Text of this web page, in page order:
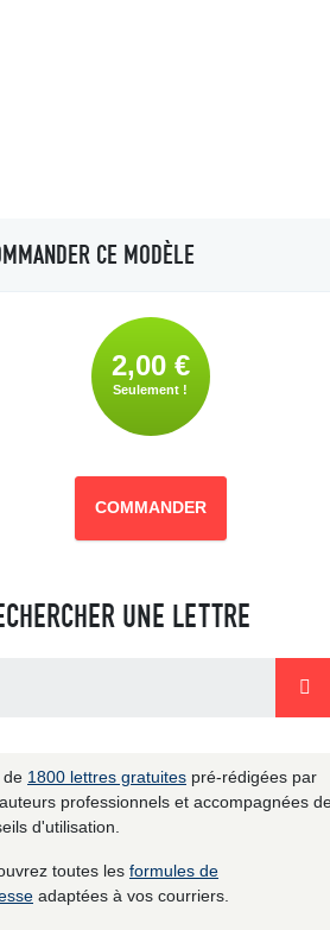
CE MODÈLE
2,00 €
Seulement !
COMMANDER
UNE LETTRE
de 1800 lettres gratuites pré-rédigées par
professionnels et accompagnées
d'utilisation.
toutes les formules de
adaptées à vos courriers.